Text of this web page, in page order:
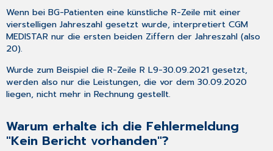
Wenn bei BG-Patienten einekünstliche R-Zeile mit einer
vierstelligen Jahreszahl gesetzt wurde, interpretiert CGM
MEDISTAR nur die ersten beiden Ziffern der Jahreszahl (also
20).
Wurde zum Beispiel die R-Zeile R L9-30.09.2021 gesetzt,
werden also nur die Leistungen, die vor dem 30.09.2020
liegen, nicht mehr in Rechnung gestellt.
Warum erhalte ich die Fehlermeldung
"Kein Bericht vorhanden"?